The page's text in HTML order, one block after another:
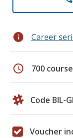
info Career
schedule 700
Code BIL-
Voucher